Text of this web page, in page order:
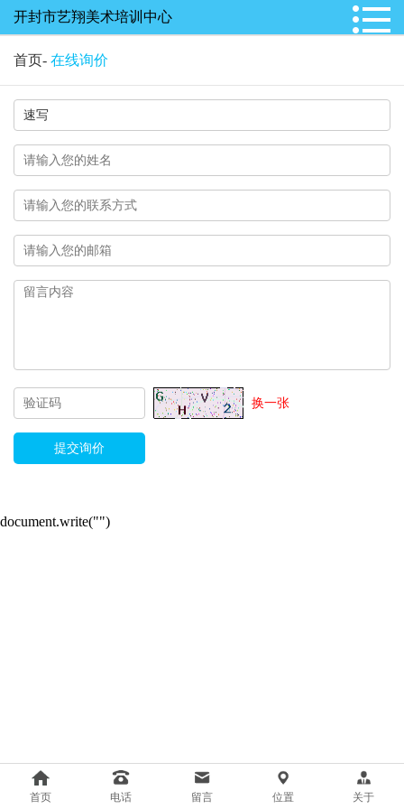
开封市艺翔美术培训中心
首页- 在线询价
换一张
首页 电话 留言 位置 关于
document.write("")